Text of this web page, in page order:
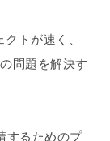
トが速く、
問題を解決す
するためのプ